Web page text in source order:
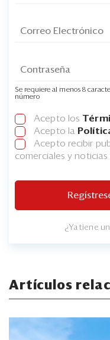
Se requiere al menos 8
número
Acepto los
Acepto la
Acepto recibir
comerciales y
¿Ya tiene
Artículos